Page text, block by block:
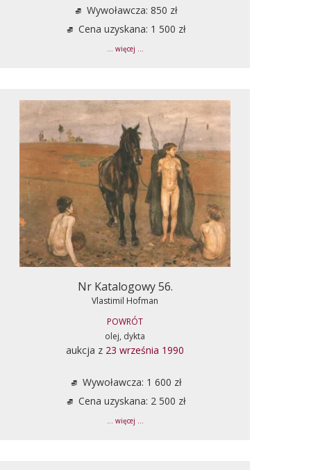
Wywoławcza: 850 zł
Cena uzyskana: 1 500 zł
... więcej ...
Nr Katalogowy 56.
Vlastimil Hofman
POWRÓT
olej, dykta
aukcja z 23 września 1990
Wywoławcza: 1 600 zł
Cena uzyskana: 2 500 zł
... więcej ...